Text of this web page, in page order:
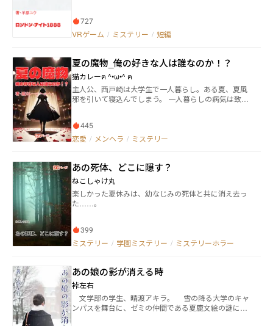
てしまいサービスは即終了 開発元から原因を調べてほ
しいと依頼され、警察のサイバー犯罪対策課で働くグ
727
VRゲーム / ミステリー / 短編
夏の魔物_俺の好きな人は誰なのか！？
猫カレーฅ ^•ω•^ ฅ
主人公、西戸崎は大学生で一人暮らし。ある夏、夏風
邪を引いて寝込んでしまう。 一人暮らしの病気は致命
作ってくれていた。 数日後、回復して友人出る小川将
一に相談したのだけど、それは人間ではない、と。 カ
作ったのか。 友人小川は西戸崎の交友関係から数人の
女の子をピックアップ。 幽霊の正体を突き止めに行
く。
445
恋愛 / メンヘラ / ミステリー
あの死体、どこに隠す？
ねこしゃけ丸
楽しかった夏休みは、幼なじみの死体と共に消え去っ
た……。
399
ミステリー / 学園ミステリー / ミステリーホラー
あの娘の影が消える時
裃左右
文学部の学生、晴渡アキラ。 雪の降る大学のキャ
ンパスを舞台に、ゼミの仲間である夏鹿文絵の謎に迫